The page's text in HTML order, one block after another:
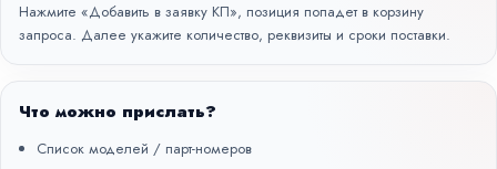
Нажмите «Добавить в заявку КП», позиция попадет в корзину
запроса. Далее укажите количество, реквизиты и сроки поставки.
Что можно прислать?
Список моделей / парт-номеров